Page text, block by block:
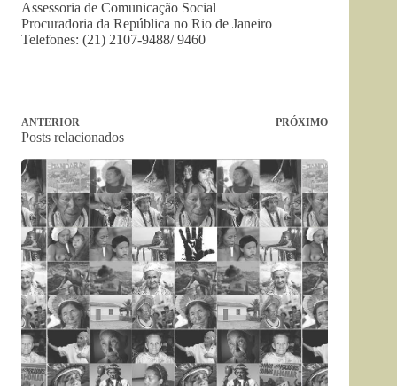
Assessoria de Comunicação Social
Procuradoria da República no Rio de Janeiro
Telefones: (21) 2107-9488/ 9460
ANTERIOR PRÓXIMO
Posts relacionados